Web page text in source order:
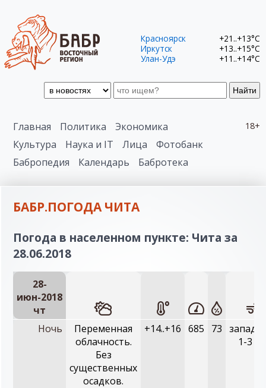
Найти
Красноярск
+21..+13°C
Иркутск
+13..+15°C
Улан-Удэ
+11..+14°C
18+
Главная Политика
Экономика
Культура
Наука и IT Лица
Фотобанк
Бабропедия
Календарь Бабротека
БАБР.ПОГОДА ЧИТА
Погода в населенном пункте: Чита за
28.06.2018
28-
июн-2018
чт
Ночь
Переменная
облачность.
Без
существенных
осадков.
+14..+16 685 73
1-3